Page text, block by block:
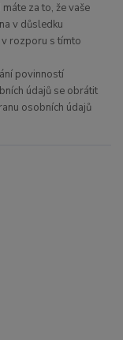
za to, že vaše
v důsledku
rozporu s tímto
povinností
údajů se obrátit
osobních údajů